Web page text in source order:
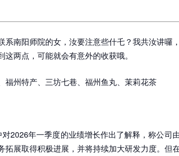
系南阳师院的女，汝要注意些什乇？我共汝讲囉
两点，可能就会有意外的收获哦。
福州特产、三坊七巷、福州鱼丸、茉莉花茶
2026年一季度的业绩增长作出了解释，称公司
拓展取得积极进展，并将持续加大研发力度。但